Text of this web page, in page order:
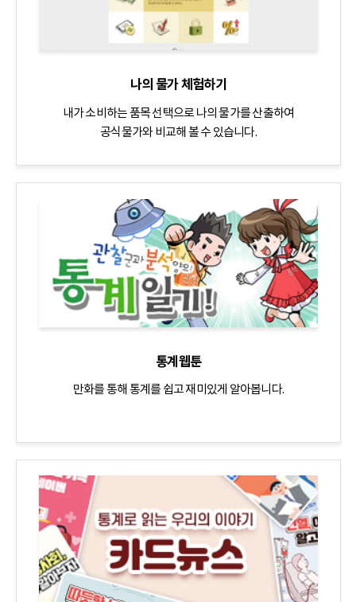
나의 물가 체험하기
내가 소비하는 품목 선택으로 나의 물가를 산출하여
공식물가와 비교해 볼 수 있습니다.
통계웹툰
만화를 통해 통계를 쉽고 재미있게 알아봅니다.